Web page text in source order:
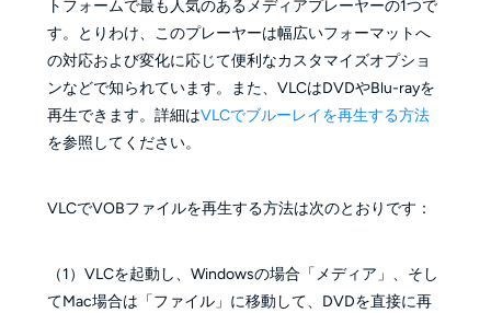
トフォームで最も人気のあるメディアプレーヤーの1つで
す。とりわけ、このプレーヤーは幅広いフォーマットへ
の対応および変化に応じて便利なカスタマイズオプショ
ンなどで知られています。また、VLCはDVDやBlu-rayを
再生できます。詳細はVLCでブルーレイを再生する方法
を参照してください。
VLCでVOBファイルを再生する方法は次のとおりです：
（1）VLCを起動し、Windowsの場合「メディア」、そし
てMac場合は「ファイル」に移動して、DVDを直接に再